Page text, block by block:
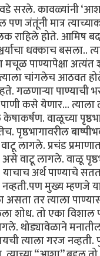
सरले. कावळ्यांनी
जंतूंनी मात्र
राहिले होते. आमिष
धक्काच बसला..
पाण्यापेक्षा
चांगलेच आठवत
पाण्याची
कसे येणार...
वाळूच्या
लागले. प्रचंड
वाटू लागले. वाळू
अर्थ पाण्याचे
मुख्य म्हणजे
तर त्याला
शोध. तो एका
थोड्यावेळाने
गरज नव्हती.